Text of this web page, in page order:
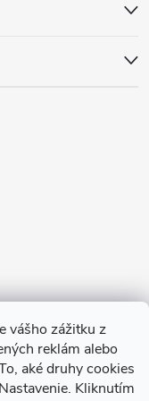
vášho zážitku z
reklám alebo
aké druhy cookies
Kliknutím